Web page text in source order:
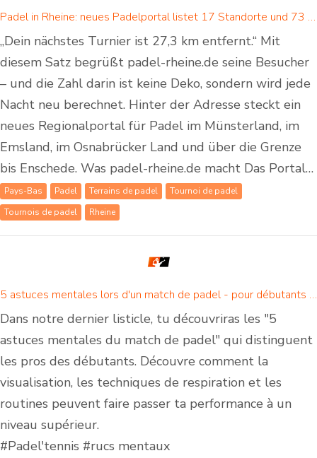
Padel in Rheine: neues Padelportal listet 17 Standorte und 73 Padel-Courts in Rheine und Umgebung
„Dein nächstes Turnier ist 27,3 km entfernt.“ Mit
diesem Satz begrüßt padel-rheine.de seine Besucher
– und die Zahl darin ist keine Deko, sondern wird jede
Nacht neu berechnet. Hinter der Adresse steckt ein
neues Regionalportal für Padel im Münsterland, im
Emsland, im Osnabrücker Land und über die Grenze
bis Enschede. Was padel-rheine.de macht Das Portal…
Pays-Bas Padel Terrains de padel
Tournoi de padel
Tournois de padel
Rheine
5 astuces mentales lors d'un match de padel - pour débutants et joueurs de padel confirmés
Dans notre dernier listicle, tu découvriras les "5
astuces mentales du match de padel" qui distinguent
les pros des débutants. Découvre comment la
visualisation, les techniques de respiration et les
routines peuvent faire passer ta performance à un
niveau supérieur.
#Padel'tennis #rucs mentaux